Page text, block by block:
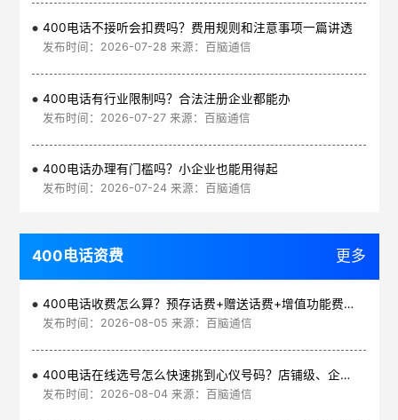
400电话不接听会扣费吗？费用规则和注意事项一篇讲透
发布时间：2026-07-28 来源：百脑通信
400电话有行业限制吗？合法注册企业都能办
发布时间：2026-07-27 来源：百脑通信
400电话办理有门槛吗？小企业也能用得起
发布时间：2026-07-24 来源：百脑通信
400电话资费 更多
400电话收费怎么算？预存话费+赠送话费+增值功能费透明实惠
发布时间：2026-08-05 来源：百脑通信
400电话在线选号怎么快速挑到心仪号码？店铺级、企业级、集团级一次看清
发布时间：2026-08-04 来源：百脑通信